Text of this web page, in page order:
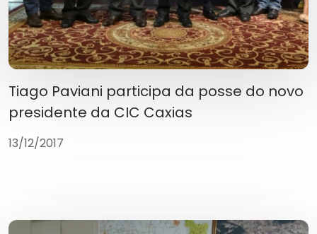
Tiago Paviani participa da posse do novo
presidente da CIC Caxias
13/12/2017